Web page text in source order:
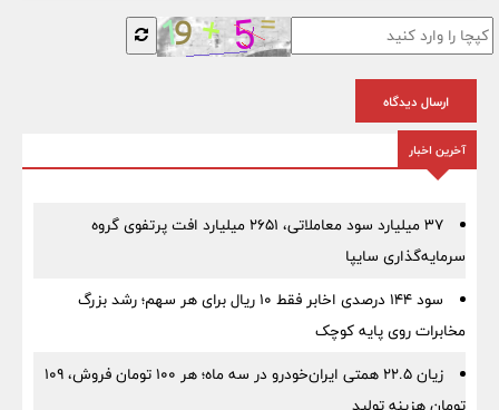
ارسال دیدگاه
آخرین اخبار
۳۷ میلیارد سود معاملاتی، ۲۶۵۱ میلیارد افت پرتفوی گروه
سرمایه‌گذاری سایپا
سود ۱۴۴ درصدی اخابر فقط ۱۰ ریال برای هر سهم؛ رشد بزرگ
مخابرات روی پایه کوچک
زیان ۲۲.۵ همتی ایران‌خودرو در سه ماه؛ هر ۱۰۰ تومان فروش، ۱۰۹